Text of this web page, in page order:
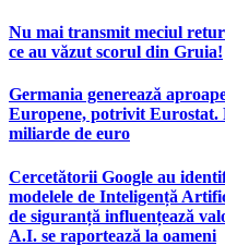
Nu mai transmit meciul
ce au văzut scorul din Gruia!
Germania generează
Europene, potrivit Eurostat.
miliarde de euro
Cercetătorii Google au
modelele de Inteligență
de siguranță influențează
A.I. se raportează la oameni